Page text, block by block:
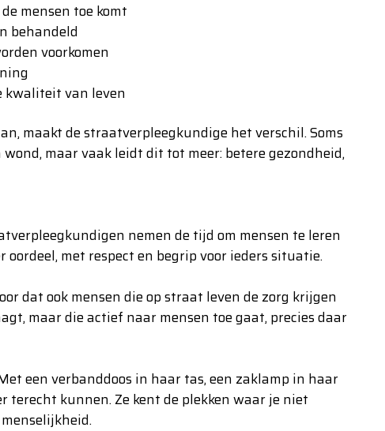
mensen toe komt
behandeld
voorkomen
kwaliteit van leven
maakt de straatverpleegkundige het verschil. Soms
maar vaak leidt dit tot meer: betere gezondheid,
nemen de tijd om mensen te leren
met respect en begrip voor ieders situatie.
dat ook mensen die op straat leven de zorg krijgen
maar die actief naar mensen toe gaat, precies daar
een verbanddoos in haar tas, een zaklamp in haar
terecht kunnen. Ze kent de plekken waar je niet